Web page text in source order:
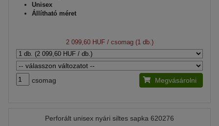
Unisex
Állítható méret
2 099,60 HUF/ csomag (1 db.)
csomag Megvásárolni
Perforált unisex nyári siltes sapka 620276